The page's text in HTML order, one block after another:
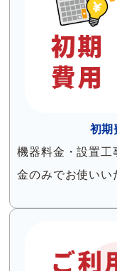
初期
機器料金・設置工
金のみでお使いい